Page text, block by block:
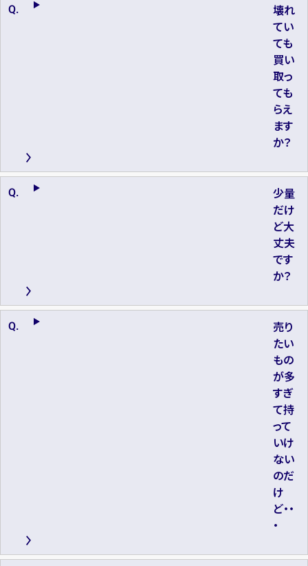
壊れ
てい
ても
買い
取っ
ても
らえ
ます
か？
少量
だけ
ど大
丈夫
です
か？
売り
たい
もの
が多
すぎ
て持
って
いけ
ない
のだ
け
ど・・
・